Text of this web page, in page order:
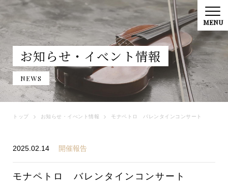
お知らせ・イべント情報
NEWS
トップ お知らせ・イべント情報 モナペトロ バレンタインコンサート
2025.02.14 開催報告
モナペトロ バレンタインコンサート